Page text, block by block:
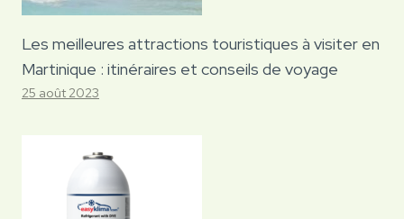
Les meilleures attractions touristiques à visiter en
Martinique : itinéraires et conseils de voyage
25 août 2023